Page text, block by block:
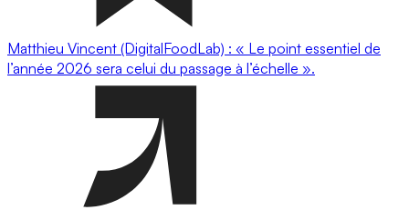
Matthieu Vincent (DigitalFoodLab) : « Le point essentiel de
l’année 2026 sera celui du passage à l’échelle ».